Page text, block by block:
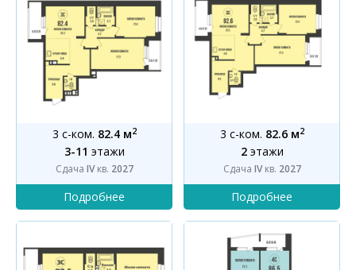
3 с-ком. 82.4 м2
3-11 этажи
Сдача IVкв. 2027
3 с-ком. 82.6 м2
2этажи
Сдача IVкв. 2027